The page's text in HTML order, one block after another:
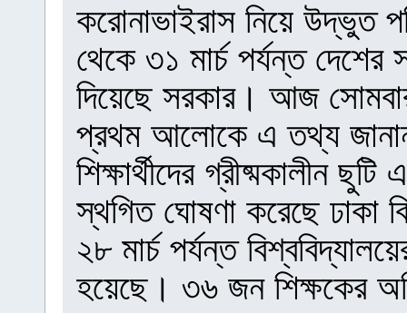
করোনাভাইরাস নিয়ে উদ্ভুত
থেকে ৩১ মার্চ পর্যন্ত দেশের
দিয়েছে সরকার। আজ সোমবার
প্রথম আলোকে এ তথ্য
শিক্ষার্থীদের গ্রীষ্মকালীন
স্থগিত ঘোষণা করেছে ঢাকা
২৮ মার্চ পর্যন্ত
হয়েছে। ৩৬ জন শিক্ষকের